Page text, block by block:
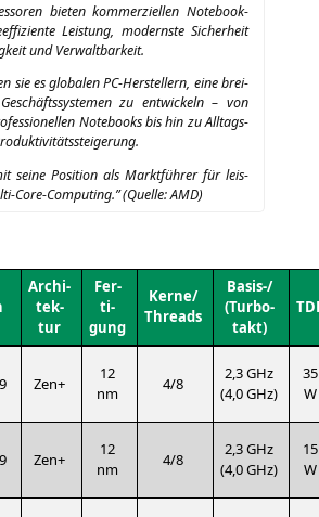
bie­ten kom­mer­zi­el­len Note­book-
Leis­tung, moderns­te Sicher­heit
und Verwaltbarkeit.
sie es glo­ba­len PC-Her­stel­lern, eine brei­
zu ent­wi­ckeln – von
Note­books bis hin zu All­tags-
sei­ne Posi­ti­on als Markt­füh­rer für leis­
Core-Com­pu­ting.” (Quel­le:AMD)
Archi­
tek­
tur
Fer­
ti­
gung
Kerne/
Threads
Basis-/
(Tur­bo­
takt)
Zen+
12
nm
4/8
2,3 GHz
(4,0 GHz)
35
W
Zen+
12
nm
4/8
2,3 GHz
(4,0 GHz)
15
W